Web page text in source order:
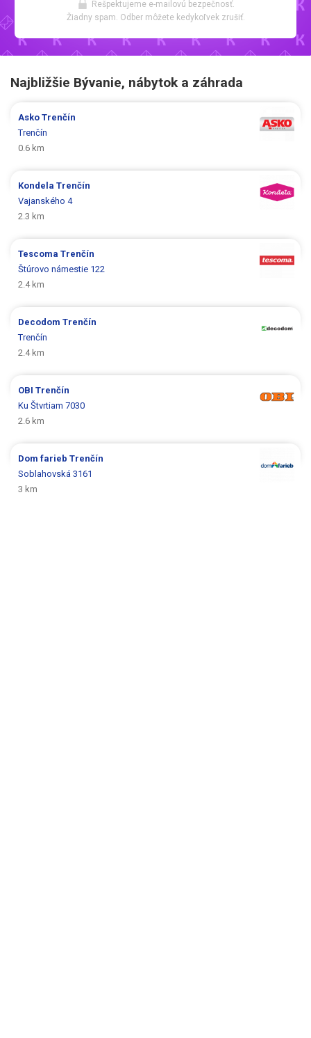
Rešpektujeme e-mailovú bezpečnosť.
Žiadny spam. Odber môžete kedykoľvek zrušiť.
Najbližšie Bývanie, nábytok a záhrada
AskoTrenčín
Trenčín
0.6 km
KondelaTrenčín
Vajanského 4
2.3 km
TescomaTrenčín
Štúrovo námestie 122
2.4 km
DecodomTrenčín
Trenčín
2.4 km
OBITrenčín
Ku Štvrtiam 7030
2.6 km
Dom fariebTrenčín
Soblahovská 3161
3 km